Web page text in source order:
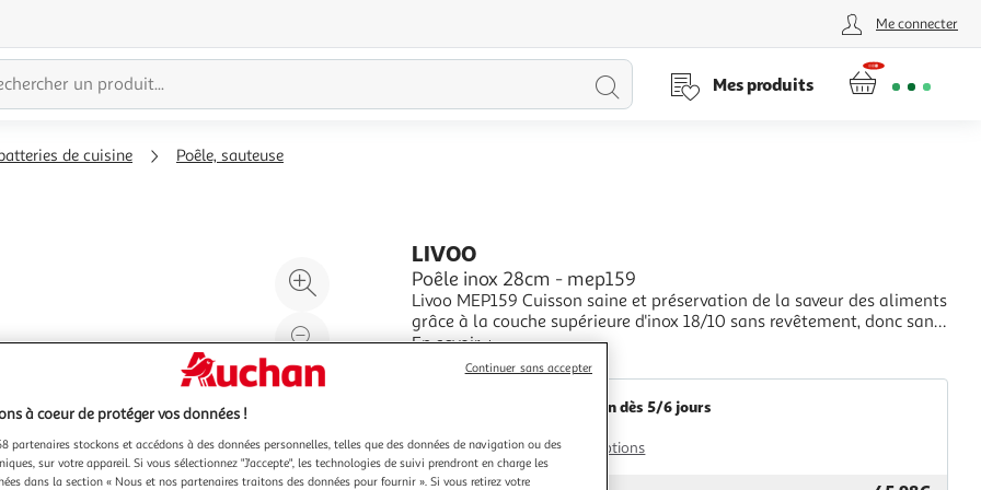
Me connecter
Lancer
Mes produits
de cuisine Poêle, sauteuse
Agrandir
l'illustration
à
200%
Réduire
l'illustration
à
%
Partager
produit
LIVOO
Poêle inox 28cm - mep159
Livoo MEP159 Cuisson saine et préservation de la saveur des aliments
grâce à la couche supérieure d'inox 18/10 sans revêtement, donc sans
particules nocivesRépartition homogène de la chaleur dans toute la
poêle grâce à la couche d'aluminium intermédiaireCuisson sans accro
avec le test de la goutte d
En savoir +
Vendu parMultishop
Livraison dès 5/6 jours
Plus d'options
à coeur de protéger vos données !
partenaires stockons et accédons à des données personnelles, telles que des données de navigation ou des
sur votre appareil. Si vous sélectionnez "J'accepte", les technologies de suivi prendront en charge les
dans la section « Nous et nos partenaires traitons des données pour fournir ». Si vous retirez votre
Continuer sans accepter